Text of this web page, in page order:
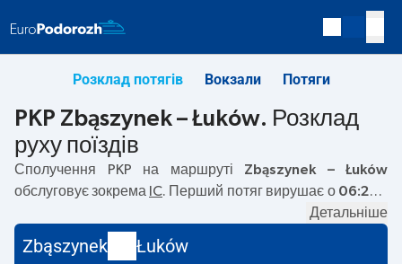
Розклад потягів Вокзали Потяги
PKP Zbąszynek – Łuków. Розклад
руху поїздів
Сполучення PKP на маршруті Zbąszynek – Łuków
обслуговує зокрема IC . Перший потяг вирушає о 06:28з
курсують також інші потяги:
Детальніше
Zbąszynek Łuków